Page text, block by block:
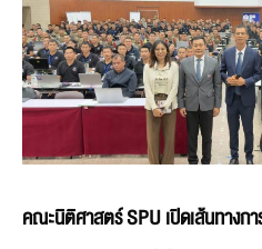
คณะนิติศาสตร์ SPU เปิดเส้นทางก